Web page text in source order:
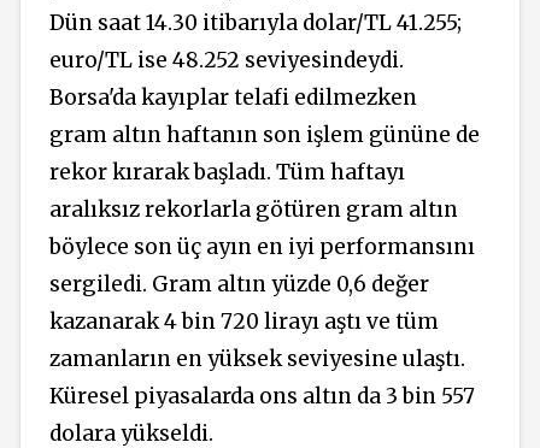
Dün saat 14.30 itibarıyla dolar/TL 41.255;
euro/TL ise 48.252 seviyesindeydi.
Borsa'da kayıplar telafi edilmezken
gram altın haftanın son işlem gününe de
rekor kırarak başladı. Tüm haftayı
aralıksız rekorlarla götüren gram altın
böylece son üç ayın en iyi performansını
sergiledi. Gram altın yüzde 0,6 değer
kazanarak 4 bin 720 lirayı aştı ve tüm
zamanların en yüksek seviyesine ulaştı.
Küresel piyasalarda ons altın da 3 bin 557
dolara yükseldi.